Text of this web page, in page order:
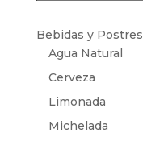
Bebidas y Postres
Agua Natural
Cerveza
Limonada
Michelada